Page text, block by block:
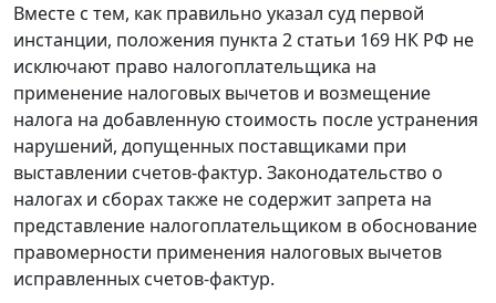
Вместе с тем, как правильно указал суд первой
инстанции, положения пункта 2 статьи 169 НК РФ не
исключают право налогоплательщика на
применение налоговых вычетов и возмещение
налога на добавленную стоимость после устранения
нарушений, допущенных поставщиками при
выставлении счетов-фактур. Законодательство о
налогах и сборах также не содержит запрета на
представление налогоплательщиком в обоснование
правомерности применения налоговых вычетов
исправленных счетов-фактур.